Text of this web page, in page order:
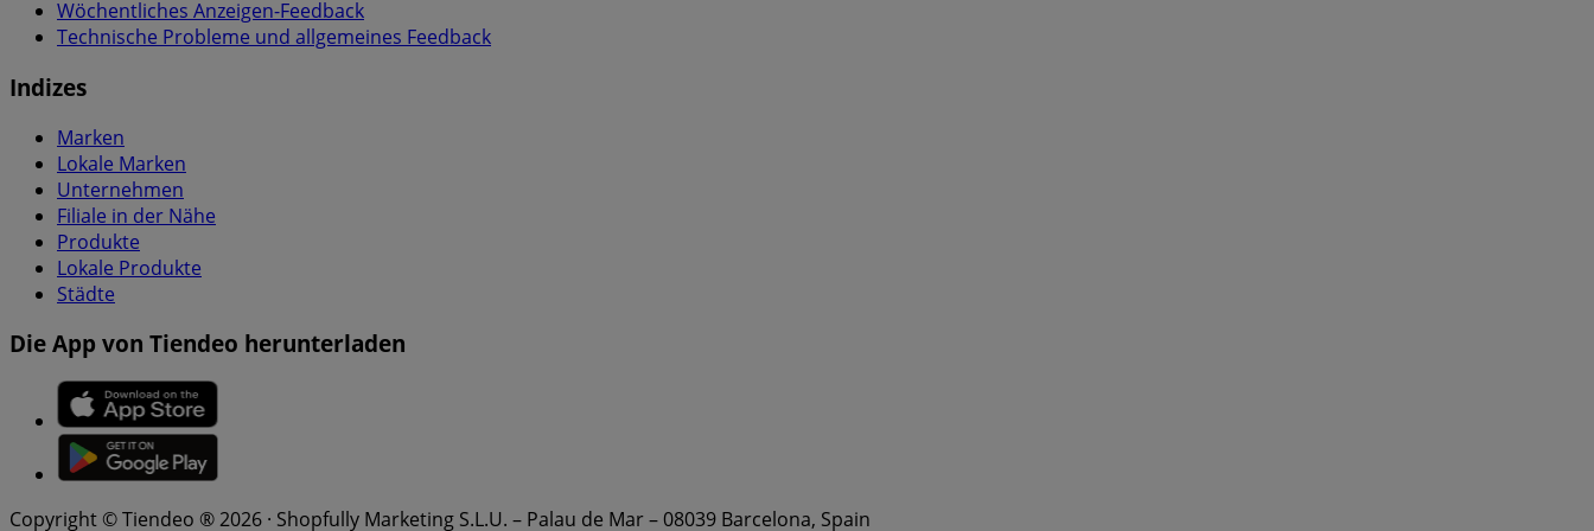
Wöchentliches Anzeigen-Feedback
Technische Probleme und allgemeines Feedback
Indizes
Marken
Lokale Marken
Unternehmen
Filiale in der Nähe
Produkte
Lokale Produkte
Städte
Die App von Tiendeo herunterladen
Copyright © Tiendeo ® 2026 · Shopfully Marketing S.L.U. – Palau de Mar – 08039 Barcelona, Spain